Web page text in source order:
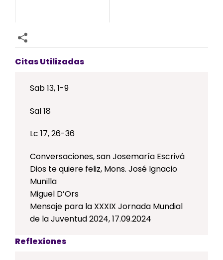
Citas Utilizadas
Sab 13, 1-9
Sal 18
Lc 17, 26-36
Conversaciones, san Josemaría Escrivá
Dios te quiere feliz, Mons. José Ignacio
Munilla
Miguel D’Ors
Mensaje para la XXXIX Jornada Mundial
de la Juventud 2024, 17.09.2024
Reflexiones